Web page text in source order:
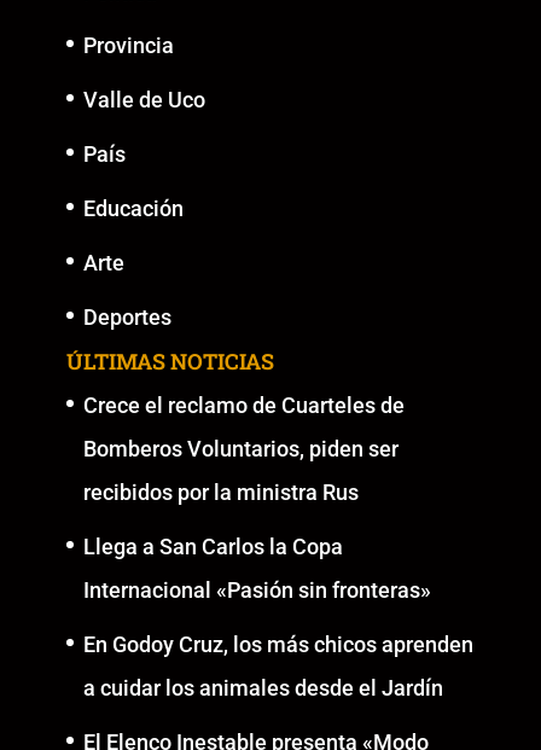
Provincia
Valle de Uco
País
Educación
Arte
Deportes
ÚLTIMAS NOTICIAS
Crece el reclamo de Cuarteles de
Bomberos Voluntarios, piden ser
recibidos por la ministra Rus
Llega a San Carlos la Copa
Internacional «Pasión sin fronteras»
En Godoy Cruz, los más chicos aprenden
a cuidar los animales desde el Jardín
El Elenco Inestable presenta «Modo